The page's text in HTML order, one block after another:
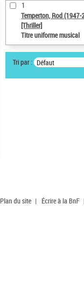
1
Temperton, Rod (1947-
[Thriller]
Titre uniforme musical
Tri par : Défaut
Plan du site | Écrire à la BnF